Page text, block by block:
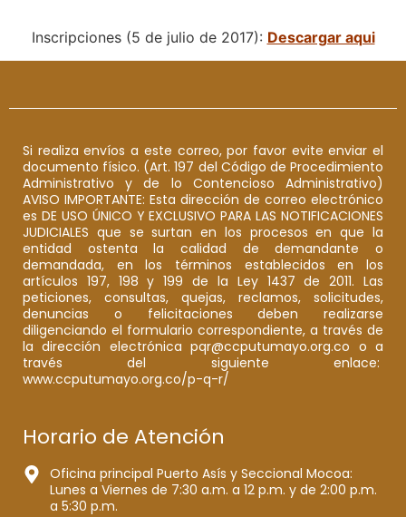
Inscripciones (5 de julio de 2017): Descargar aqui
Si realiza envíos a este correo, por favor evite enviar el
documento físico. (Art. 197 del Código de Procedimiento
Administrativo y de lo Contencioso Administrativo)
AVISO IMPORTANTE: Esta dirección de correo electrónico
es DE USO ÚNICO Y EXCLUSIVO PARA LAS NOTIFICACIONES
JUDICIALES que se surtan en los procesos en que la
entidad ostenta la calidad de demandante o
demandada, en los términos establecidos en los
artículos 197, 198 y 199 de la Ley 1437 de 2011. Las
peticiones, consultas, quejas, reclamos, solicitudes,
denuncias o felicitaciones deben realizarse
diligenciando el formulario correspondiente, a través de
la dirección electrónica pqr@ccputumayo.org.co o a
través del siguiente enlace:
www.ccputumayo.org.co/p-q-r/
Horario de Atención
Oficina principal Puerto Asís y Seccional Mocoa:
Lunes a Viernes de 7:30 a.m. a 12 p.m. y de 2:00 p.m.
a 5:30 p.m.